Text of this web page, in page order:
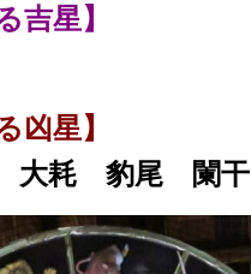
吉星】
凶星】
大耗 豹尾 闌干